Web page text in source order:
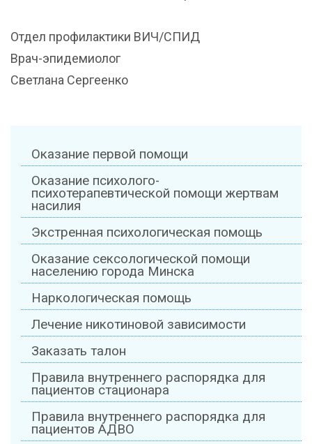
Отдел профилактики ВИЧ/СПИД
Врач-эпидемиолог
Светлана Сергеенко
Оказание первой помощи
Оказание психолого-
психотерапевтической помощи жертвам
насилия
Экстренная психологическая помощь
Оказание сексологической помощи
населению города Минска
Наркологическая помощь
Лечение никотиновой зависимости
Заказать талон
Правила внутреннего распорядка для
пациентов стационара
Правила внутреннего распорядка для
пациентов АДВО